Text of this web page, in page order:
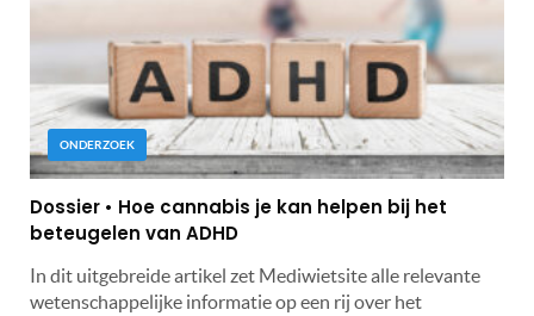
ONDERZOEK
Dossier • Hoe cannabis je kan helpen bij het
beteugelen van ADHD
In dit uitgebreide artikel zet Mediwietsite alle relevante
wetenschappelijke informatie op een rij over het